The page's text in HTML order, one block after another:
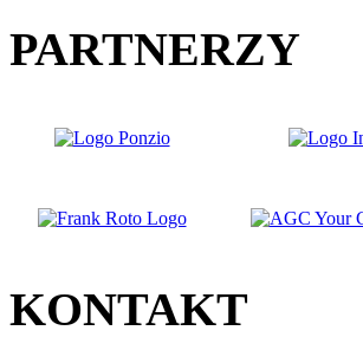
PARTNERZY
KONTAKT